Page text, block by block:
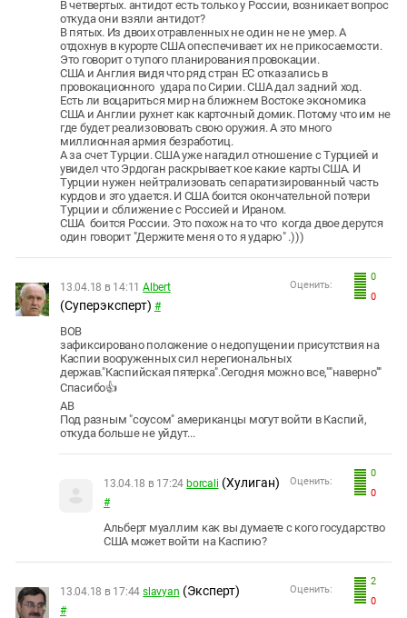
В четвертых. антидот есть только у России, возникает вопрос
откуда они взяли антидот?
В пятых. Из двоих отравленных не один не не умер. А
отдохнув в курорте США опеспечивает их не прикосаемости.
Это говорит о тупого планирования провокации.
США и Англия видя что ряд стран ЕС отказались в
провокационного удара по Сирии. США дал задний ход.
Есть ли воцариться мир на ближнем Востоке экономика
США и Англии рухнет как карточный домик. Потому что им не
где будет реализововать свою оружия. А это много
миллионная армия безработиц.
А за счет Турции. США уже нагадил отношение с Турцией и
увидел что Эрдоган раскрывает кое какие карты США. И
Турции нужен нейтрализовать сепаратизированный часть
курдов и это удается. И США боится окончательной потери
Турции и сближение с Россией и Ираном.
США боится России. Это похож на то что когда двое дерутся
один говорит "Держите меня о то я ударю" .)))
0
0
Оценить:
13.04.18 в 14:11 Albert
(Суперэксперт) #
BOB
зафиксировано положение о недопущении присутствия на
Каспии вооруженных сил нерегиональных
держав."Каспийская пятерка".Сегодня можно все,""наверно""
Спасибо👍
АВ
Под разным "соусом" американцы могут войти в Каспий,
откуда больше не уйдут...
0
0
Оценить:
13.04.18 в 17:24 borcali (Хулиган)
#
Альберт муаллим как вы думаете с кого государство
США может войти на Каспию?
2
0
Оценить:
13.04.18 в 17:44 slavyan (Эксперт)
#